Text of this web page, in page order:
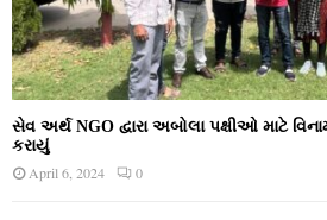
સેવ અર્થ NGO દ્વારા અબોલા પક્ષીઓ માટે
કરાયું
April 6, 2024 0